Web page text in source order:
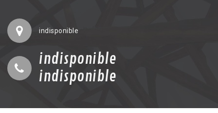
indisponible
indisponible
indisponible